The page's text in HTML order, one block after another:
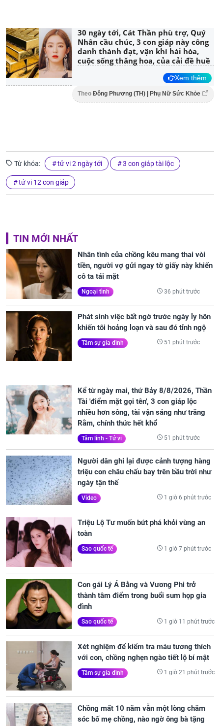
30 ngày tới, Cát Thần phù trợ, Quý
Nhân cầu chúc, 3 con giáp này công
danh thành đạt, vận khí hài hòa,
cuộc sống thăng hoa, của cải đề huề
Xem thêm
Theo Đông Phương (TH) | Phụ Nữ Sức Khỏe
Từ khóa: tử vi 2 ngày tới 3 con giáp tài lộc
tử vi 12 con giáp
TIN MỚI NHẤT
Nhân tình của chồng kêu mang thai vòi
tiền, người vợ gửi ngay tờ giấy này khiến
cô ta tái mặt
Ngoại tình 36 phút trước
Phát sinh việc bất ngờ trước ngày ly hôn
khiến tôi hoảng loạn và sau đó tỉnh ngộ
Tâm sự gia đình 51 phút trước
Kể từ ngày mai, thứ Bảy 8/8/2026, Thần
Tài 'điểm mặt gọi tên', 3 con giáp lộc
nhiều hơn sông, tài vận sáng như trăng
Rằm, chính thức hết khổ
Tâm linh - Tử vi 51 phút trước
Người dân ghi lại được cảnh tượng hàng
triệu con châu chấu bay trên bầu trời như
ngày tận thế
Video 1 giờ 6 phút trước
Triệu Lộ Tư muốn bứt phá khỏi vùng an
toàn
Sao quốc tế 1 giờ 7 phút trước
Con gái Lý Á Bằng và Vương Phi trở
thành tâm điểm trong buổi sum họp gia
đình
Sao quốc tế 1 giờ 11 phút trước
Xét nghiệm để kiểm tra máu tương thích
với con, chồng nghẹn ngào tiết lộ bí mật
Tâm sự gia đình 1 giờ 21 phút trước
Chồng mất 10 năm vẫn một lòng chăm
sóc bố mẹ chồng, nào ngờ ông bà tặng